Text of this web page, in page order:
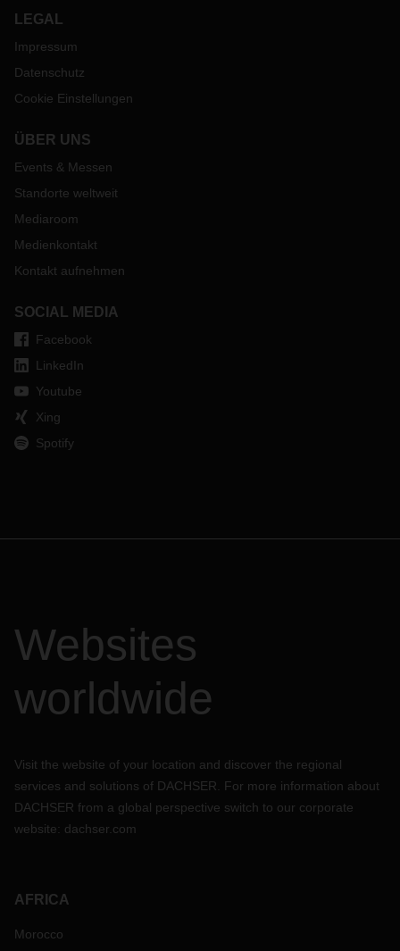
LEGAL
Impressum
Datenschutz
Cookie Einstellungen
ÜBER UNS
Events & Messen
Standorte weltweit
Mediaroom
Medienkontakt
Kontakt aufnehmen
SOCIAL MEDIA
Facebook
LinkedIn
Youtube
Xing
Spotify
Websites
worldwide
Visit the website of your location and discover the regional
services and solutions of DACHSER. For more information about
DACHSER from a global perspective switch to our corporate
website: dachser.com
AFRICA
Morocco